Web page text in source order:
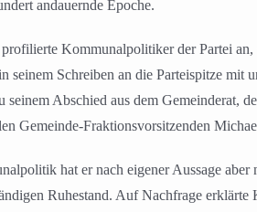
andauernde Epoche.
Kommunalpolitiker der Partei
seinem Schreiben an die Parteispitze
Abschied aus dem Gemeinderat,
Gemeinde-Fraktionsvorsitzenden
hat er nach eigener Aussage
Ruhestand. Auf Nachfrage